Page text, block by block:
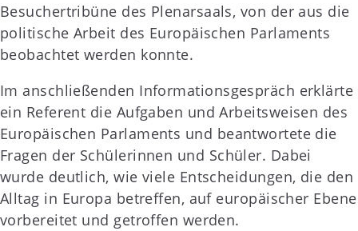
Besuchertribüne des Plenarsaals, von der aus die
politische Arbeit des Europäischen Parlaments
beobachtet werden konnte.
Im anschließenden Informationsgespräch erklärte
ein Referent die Aufgaben und Arbeitsweisen des
Europäischen Parlaments und beantwortete die
Fragen der Schülerinnen und Schüler. Dabei
wurde deutlich, wie viele Entscheidungen, die den
Alltag in Europa betreffen, auf europäischer Ebene
vorbereitet und getroffen werden.